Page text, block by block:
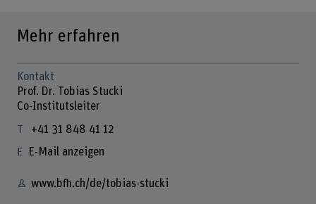
Mehr erfahren
Kontakt
Prof. Dr. Tobias Stucki
Co-Institutsleiter
+41 31 848 41 12
E-Mail anzeigen
www.bfh.ch/de/tobias-stucki